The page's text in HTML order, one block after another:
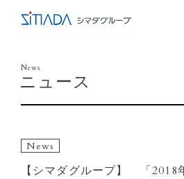
News
ニュース
News
【シマダグループ】 「2018